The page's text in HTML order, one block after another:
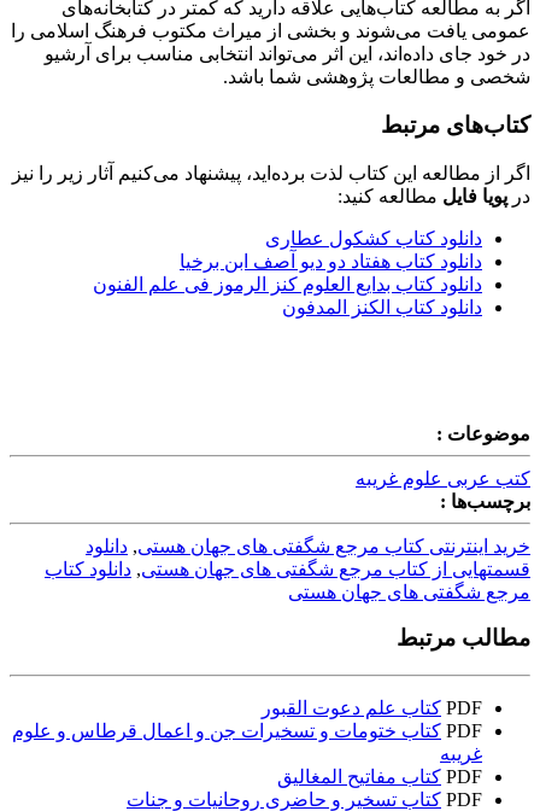
اگر به مطالعه کتاب‌هایی علاقه دارید که کمتر در کتابخانه‌های
عمومی یافت می‌شوند و بخشی از میراث مکتوب فرهنگ اسلامی را
در خود جای داده‌اند، این اثر می‌تواند انتخابی مناسب برای آرشیو
شخصی و مطالعات پژوهشی شما باشد.
کتاب‌های مرتبط
اگر از مطالعه این کتاب لذت برده‌اید، پیشنهاد می‌کنیم آثار زیر را نیز
در پویا فایل مطالعه کنید:
دانلود کتاب کشکول عطاری
دانلود کتاب هفتاد دو دیو آصف ابن برخیا
دانلود کتاب بدایع العلوم کنز الرموز فی علم الفنون
دانلود کتاب الکنز المدفون
موضوعات :
کتب عربی علوم غریبه
برچسب‌ها :
خرید اینترنتی کتاب مرجع شگفتی های جهان هستی, دانلود
قسمتهایی از کتاب مرجع شگفتی های جهان هستی, دانلود کتاب
مرجع شگفتی های جهان هستی
مطالب مرتبط
PDF کتاب علم دعوت القبور
PDF کتاب ختومات و تسخیرات جن و اعمال قرطاس و علوم
غریبه
PDF کتاب مفاتیح المغالیق
PDF کتاب تسخیر و حاضری روحانیات و جنات